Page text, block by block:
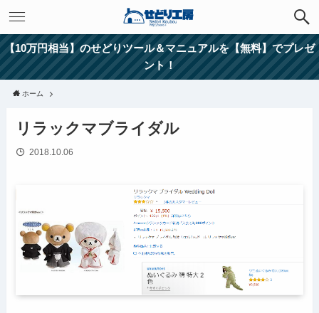
【10万円相当】のせどりツール＆マニュアルを【無料】でプレゼ
ント！
ホーム
リラックマブライダル
2018.10.06